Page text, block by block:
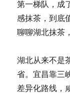
第一梯队，成
感抹茶，到底
聊聊湖北抹茶
湖北从来不是
省。宜昌靠三
差异化路线，